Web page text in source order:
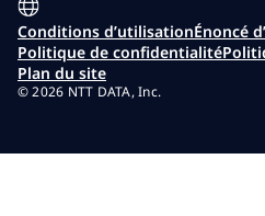
Conditions d’utilisationÉnoncé
Politique de confidentialité
Plan du site
© 2026 NTT DATA, Inc.